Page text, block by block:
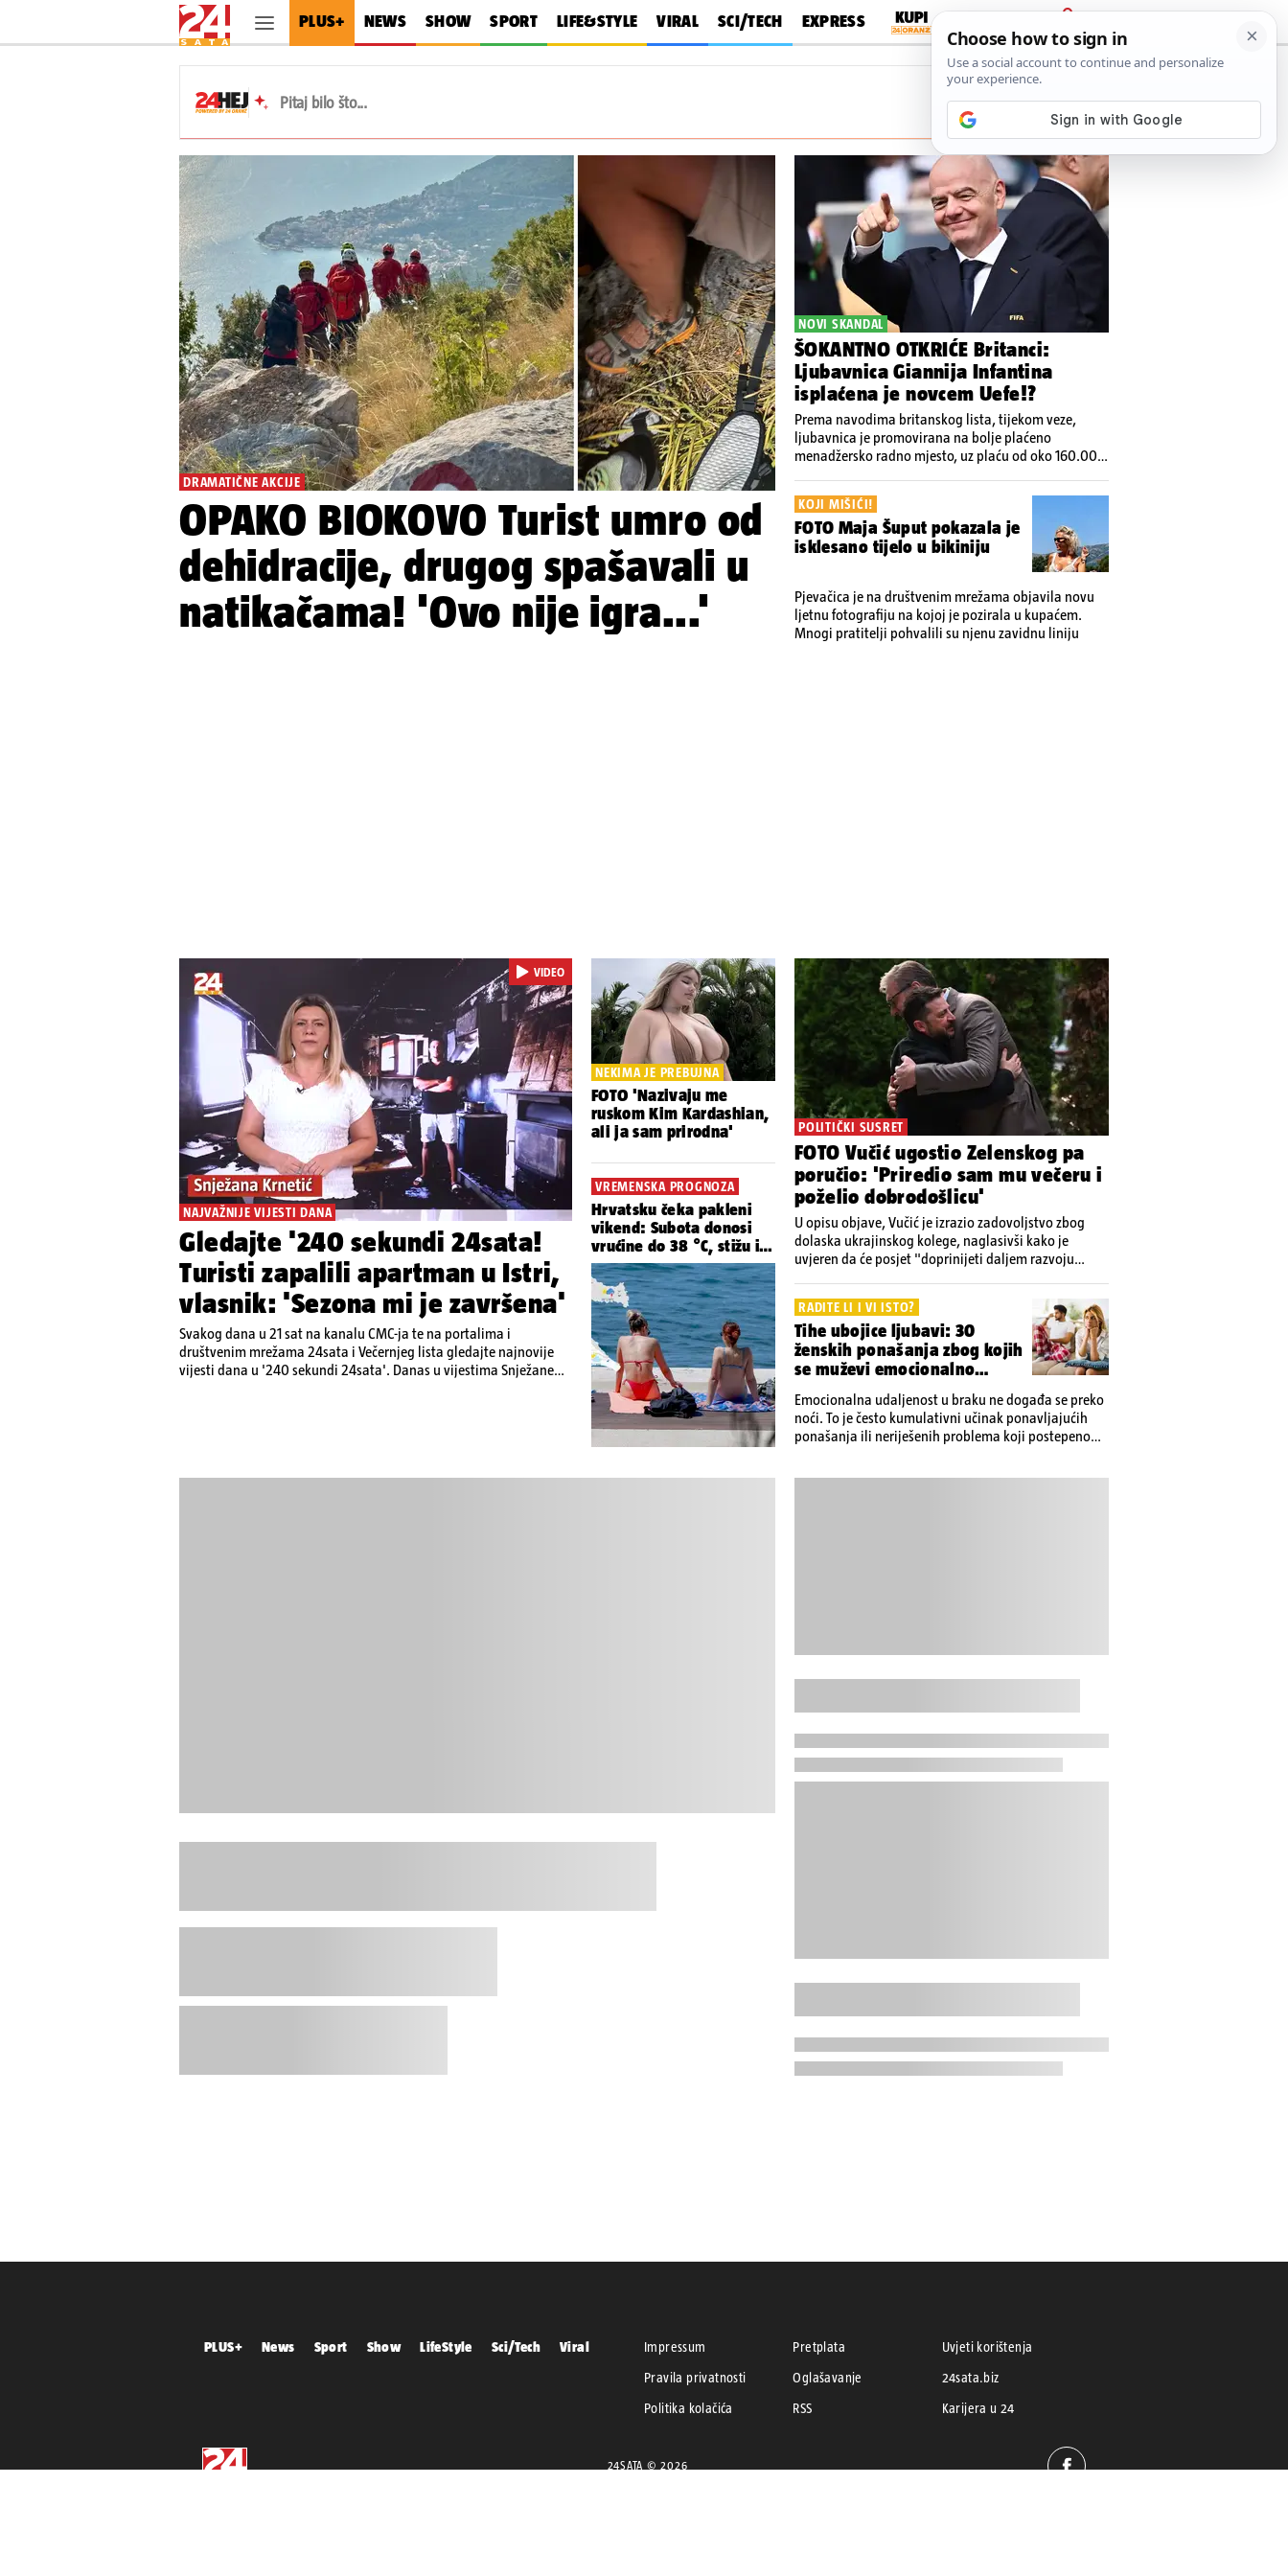
PLUS+ NEWS SHOW SPORT LIFE&STYLE VIRAL SCI/TECH EXPRESS
PRIJAVA
DRAMATIČNE AKCIJE
OPAKO BIOKOVO Turist umro od
dehidracije, drugog spašavali u
natikačama! 'Ovo nije igra...'
NOVI SKANDAL
ŠOKANTNO OTKRIĆE Britanci:
Ljubavnica Giannija Infantina
isplaćena je novcem Uefe!?
Prema navodima britanskog lista, tijekom veze,
ljubavnica je promovirana na bolje plaćeno
menadžersko radno mjesto, uz plaću od oko 160.000
KOJI MIŠIĆI!
FOTO Maja Šuput pokazala je
isklesano tijelo u bikiniju
Pjevačica je na društvenim mrežama objavila novu
ljetnu fotografiju na kojoj je pozirala u kupaćem.
Mnogi pratitelji pohvalili su njenu zavidnu liniju
VIDEO
NAJVAŽNIJE VIJESTI DANA
Gledajte '240 sekundi 24sata!
Turisti zapalili apartman u Istri,
vlasnik: 'Sezona mi je završena'
Svakog dana u 21 sat na kanalu CMC-ja te na portalima i
društvenim mrežama 24sata i Večernjeg lista gledajte najnovije
vijesti dana u '240 sekundi 24sata'. Danas u vijestima Snježane
NEKIMA JE PREBUJNA
FOTO 'Nazivaju me
ruskom Kim Kardashian,
ali ja sam prirodna'
VREMENSKA PROGNOZA
Hrvatsku čeka pakleni
vikend: Subota donosi
vrućine do 38 °C, stižu i
grmljavinski pljuskovi
POLITIČKI SUSRET
FOTO Vučić ugostio Zelenskog pa
poručio: 'Priredio sam mu večeru i
poželio dobrodošlicu'
U opisu objave, Vučić je izrazio zadovoljstvo zbog
dolaska ukrajinskog kolege, naglasivši kako je
uvjeren da će posjet "doprinijeti daljem razvoju
RADITE LI I VI ISTO?
Tihe ubojice ljubavi: 30
ženskih ponašanja zbog kojih
se muževi emocionalno
Emocionalna udaljenost u braku ne događa se preko
noći. To je često kumulativni učinak ponavljajućih
ponašanja ili neriješenih problema koji postepeno
PLUS+ News Sport Show LifeStyle Sci/Tech Viral Impressum Pretplata
Uvjeti korištenja
Pravila privatnosti
Oglašavanje
24sata.biz
Politika kolačića
RSS Karijera u 24
24SATA © 2026